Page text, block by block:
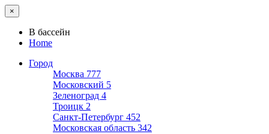
×
В бассейн
Home
Город
Москва 777
Московский 5
Зеленоград 4
Троицк 2
Санкт-Петербург 452
Московская область 342